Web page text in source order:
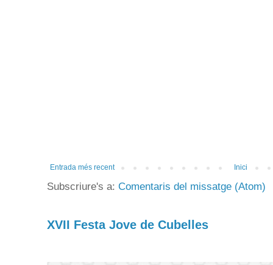
Entrada més recent Inici
Subscriure's a: Comentaris del missatge (Atom)
XVII Festa Jove de Cubelles